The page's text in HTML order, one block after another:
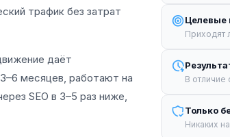
трафик без затрат
даёт
месяцев, работают на
SEO в 3–5 раз ниже,
Целевые
Приходят
В отличие
Только
Никаких